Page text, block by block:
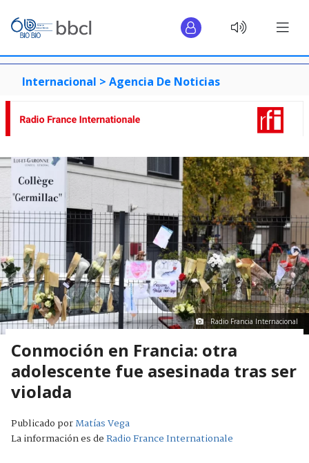
Internacional > Agencia De Noticias
Radio Francia Internacional
Conmoción en Francia: otra
adolescente fue asesinada tras ser
violada
Publicado porMatías Vega
La información es deRadio France Internationale